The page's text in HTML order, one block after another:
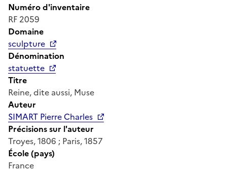
Numéro d'inventaire
RF 2059
Domaine
sculpture
Dénomination
statuette
Titre
Reine, dite aussi, Muse
Auteur
SIMART Pierre Charles
Précisions sur l'auteur
Troyes, 1806 ; Paris, 1857
École (pays)
France